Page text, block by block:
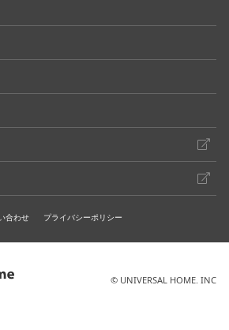
合わせ プライバシーポリシー
© UNIVERSAL HOME. INC